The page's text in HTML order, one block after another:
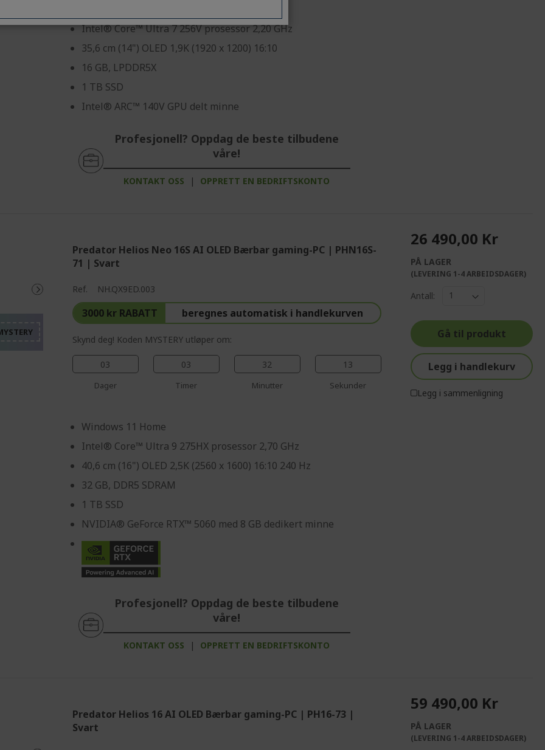
Intel® Core™ Ultra 7 256V prosessor 2,20 GHz
35,6 cm (14") OLED 1,9K (1920 x 1200) 16:10
16 GB, LPDDR5X
1 TB SSD
Intel® ARC™ 140V GPU delt minne
Profesjonell? Oppdag de beste tilbudene
våre!
KONTAKT OSS | OPPRETT EN BEDRIFTSKONTO
Predator Helios Neo 16S AI OLED Bærbar gaming-PC | PHN16S-
71 | Svart
Ref. NH.QX9ED.003
3000 kr RABATT beregnes automatisk i handlekurven
Skynd deg! Koden MYSTERY utløper om:
03
Dager
03
Timer
32
Minutter
12
Sekunder
Windows 11 Home
Intel® Core™ Ultra 9 275HX prosessor 2,70 GHz
40,6 cm (16") OLED 2,5K (2560 x 1600) 16:10 240 Hz
32 GB, DDR5 SDRAM
1 TB SSD
NVIDIA® GeForce RTX™ 5060 med 8 GB dedikert minne
Profesjonell? Oppdag de beste tilbudene
våre!
KONTAKT OSS | OPPRETT EN BEDRIFTSKONTO
26 490,00 Kr
PÅ LAGER
(LEVERING 1-4 ARBEIDSDAGER)
Antall:
Gå til produkt
Legg i handlekurv
Legg i sammenligning
Predator Helios 16 AI OLED Bærbar gaming-PC | PH16-73 |
Svart
59 490,00 Kr
PÅ LAGER
(LEVERING 1-4 ARBEIDSDAGER)